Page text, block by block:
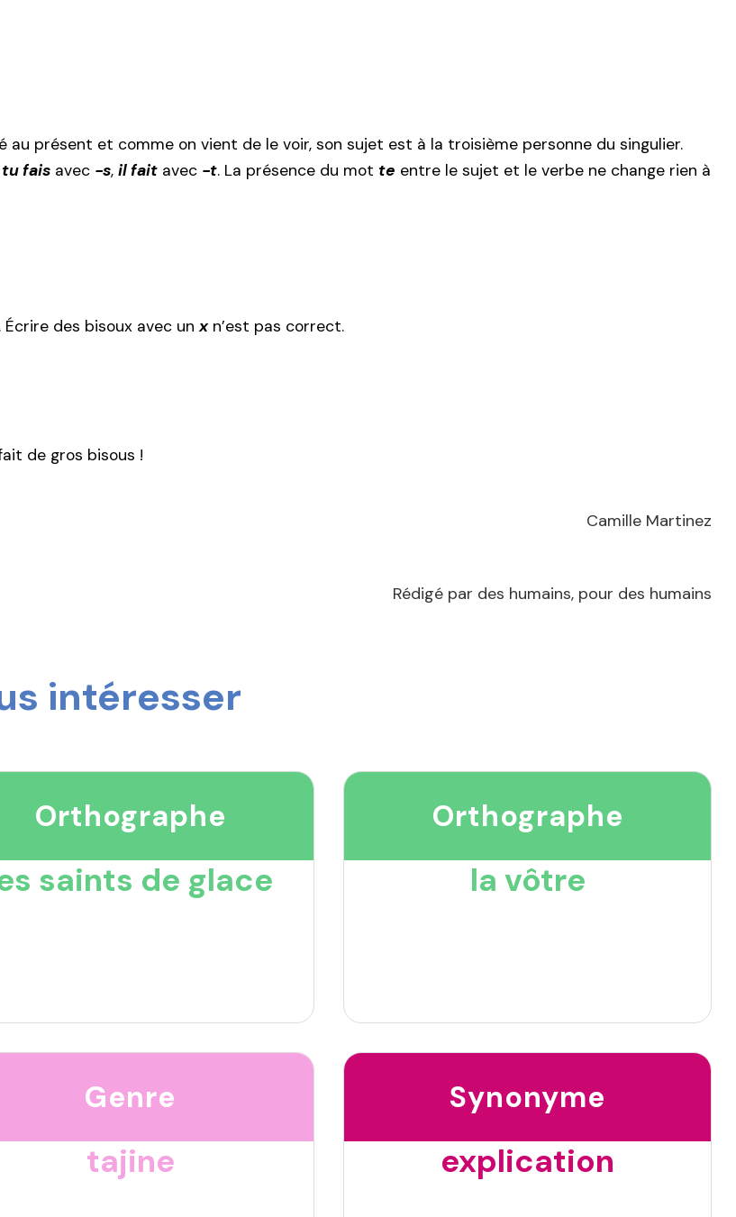
au présent et comme on vient de le voir, son sujet est à la troisième personne du singulier.
tu fais avec -s, il fait avec -t. La présence du mot te entre le sujet et le verbe ne change rien à
. Écrire des bisoux avec unxn’est pas correct.
de gros bisous !
Camille Martinez
Rédigé par des humains, pour des humains
intéresser
Orthographe
saints de glace
Orthographe
la vôtre
Genre
tajine
Synonyme
explication